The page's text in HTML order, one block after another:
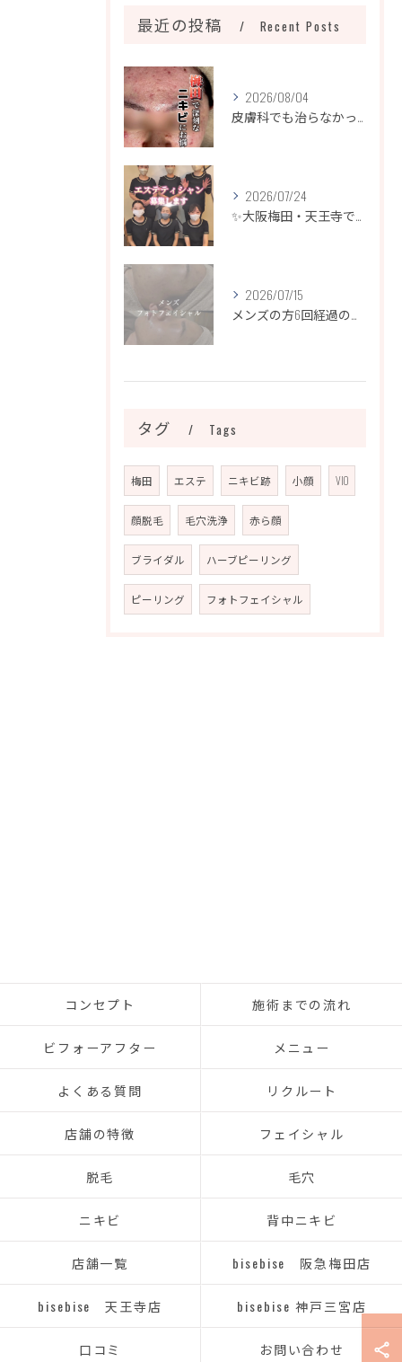
最近の投稿 Recent Posts
2026/08/04
皮膚科でも治らなかったニキビ、諦めるのはまだ早いです！
2026/07/24
✨大阪梅田・天王寺でエステティシャン募集✨
2026/07/15
メンズの方6回経過のお写真になります📷✨
タグ Tags
梅田 エステ ニキビ跡 小顔 VIO
顔脱毛 毛穴洗浄 赤ら顔
ブライダル ハーブピーリング
ピーリング フォトフェイシャル
コンセプト 施術までの流れ
ビフォーアフター メニュー
よくある質問 リクルート
店舗の特徴 フェイシャル
脱毛 毛穴
ニキビ 背中ニキビ
店舗一覧 bisebise 阪急梅田店
bisebise 天王寺店 bisebise 神戸三宮店
口コミ お問い合わせ